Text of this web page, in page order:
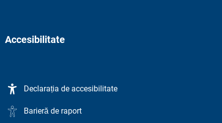
Accesibilitate
Declarația de accesibilitate
Barieră de raport